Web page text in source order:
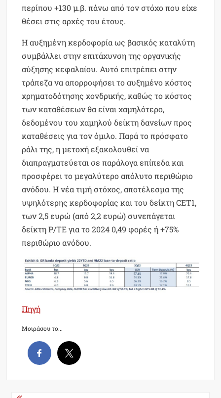
περίπου +130 μ.β. πάνω από τον στόχο που είχε
θέσει στις αρχές του έτους.
Η αυξημένη κερδοφορία ως βασικός καταλύτη
συμβάλλει στην επιτάχυνση της οργανικής
αύξησης κεφαλαίου. Αυτό επιτρέπει στην
τράπεζα να απορροφήσει το αυξημένο κόστος
χρηματοδότησης χονδρικής, καθώς το κόστος
των καταθέσεων θα είναι χαμηλότερο,
δεδομένου του χαμηλού δείκτη δανείων προς
καταθέσεις για τον όμιλο. Παρά το πρόσφατο
ράλι της, η μετοχή εξακολουθεί να
διαπραγματεύεται σε παράλογα επίπεδα και
προσφέρει το μεγαλύτερο απόλυτο περιθώριο
ανόδου. Η νέα τιμή στόχος, αποτέλεσμα της
υψηλότερης κερδοφορίας και του δείκτη CET1,
των 2,5 ευρώ (από 2,2 ευρώ) συνεπάγεται
δείκτη P/TE για το 2024 0,49 φορές ή +75%
περιθώριο ανόδου.
Πηγή
Μοιράσου το...